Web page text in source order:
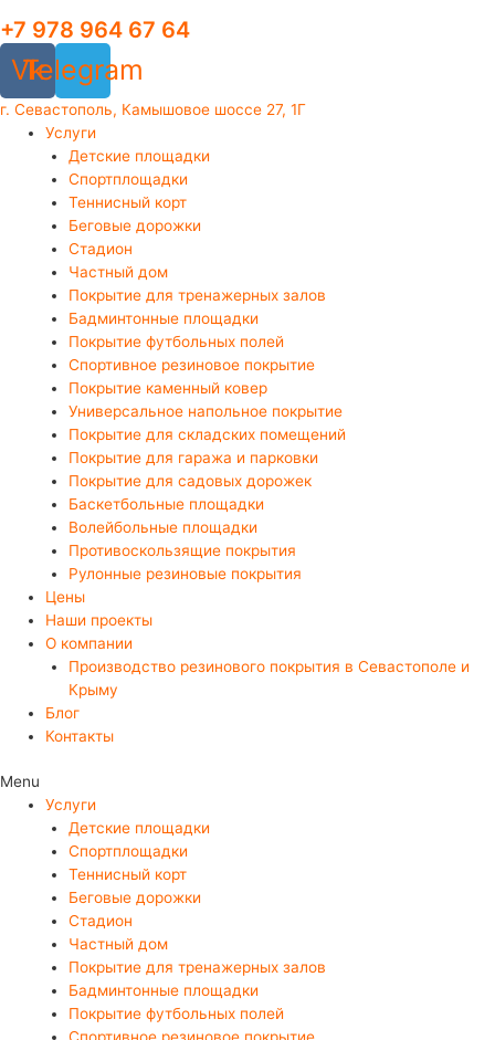
+7 978 964 67 64
Vk
Telegram
г. Севастополь, Камышовое шоссе 27, 1Г
Услуги
Детские площадки
Спортплощадки
Теннисный корт
Беговые дорожки
Стадион
Частный дом
Покрытие для тренажерных залов
Бадминтонные площадки
Покрытие футбольных полей
Спортивное резиновое покрытие
Покрытие каменный ковер
Универсальное напольное покрытие
Покрытие для складских помещений
Покрытие для гаража и парковки
Покрытие для садовых дорожек
Баскетбольные площадки
Волейбольные площадки
Противоскользящие покрытия
Рулонные резиновые покрытия
Цены
Наши проекты
О компании
Производство резинового покрытия в Севастополе и
Крыму
Блог
Контакты
Menu
Услуги
Детские площадки
Спортплощадки
Теннисный корт
Беговые дорожки
Стадион
Частный дом
Покрытие для тренажерных залов
Бадминтонные площадки
Покрытие футбольных полей